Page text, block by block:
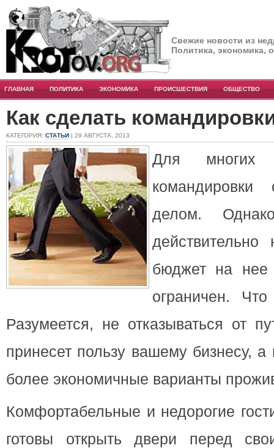
Свежие новости из
Политика, экономика,
ГЛАВНАЯ ПОЛИТИКА ЭКОНОМИКА ПРОИСШЕСТВИЯ ОБЩЕСТВО
Как сделать
КАТЕГОРИЯ: СТАТЬИ | 29 АВГУСТА, 2013
Для многих
делом.
бюджет на нее
ограничен.
Разумеется, не отказываться от
принесет пользу вашему бизнесу, а
более экономичные варианты
Комфортабельные и недорогие
готовы открыть двери перед